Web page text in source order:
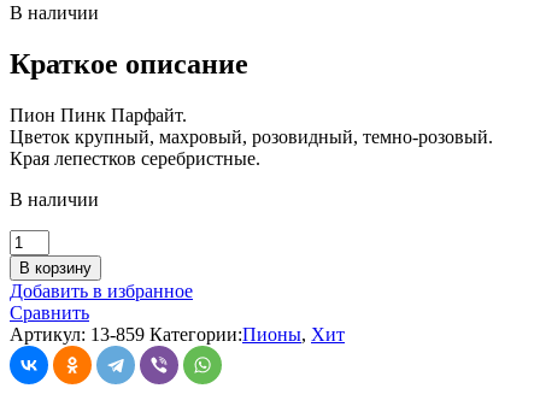
В наличии
Краткое описание
Пион Пинк Парфайт.
Цветок крупный, махровый, розовидный, темно-розовый.
Края лепестков серебристные.
В наличии
В корзину
Добавить в избранное
Сравнить
Артикул: 13-859 Категории:Пионы, Хит